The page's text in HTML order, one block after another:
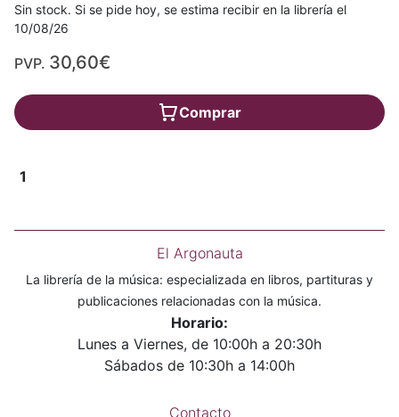
Sin stock. Si se pide hoy, se estima recibir en la librería el
10/08/26
PVP. 30,60€
Comprar
1
El Argonauta
La librería de la música: especializada en libros, partituras y
publicaciones relacionadas con la música.
Horario:
Lunes a Viernes, de 10:00h a 20:30h
Sábados de 10:30h a 14:00h
Contacto